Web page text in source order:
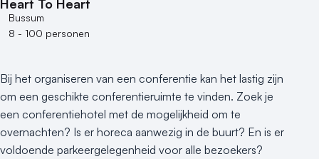
Heart To Heart
Bussum
8 - 100 personen
Bij het organiseren van een conferentie kan het lastig zijn
om een geschikte conferentieruimte te vinden. Zoek je
een conferentiehotel met de mogelijkheid om te
overnachten? Is er horeca aanwezig in de buurt? En is er
voldoende parkeergelegenheid voor alle bezoekers?